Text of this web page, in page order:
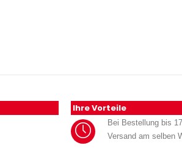
Ihre Vorteile
Bei Bestellung bis
Versand am selben